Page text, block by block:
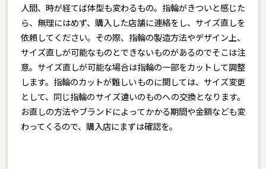
人間、時が経てば体型も変わるもの。指輪がきついと感じた
ら、無理にはめず、購入した店舗に連絡をし、サイズ直しを
依頼してください。その際、指輪の製造方法やデザイン上、
サイズ直しが可能なものとできないものがあるのでそこは注
意。サイズ直しが可能な場合は指輪の一部をカットして調整
します。指輪のカットが難しいものに関しては、サイズ変更
として、同じ指輪のサイズ違いのものへの交換となります。
お直しの方法やブランドによってかかる期間や金額なども変
わってくるので、購入店にまずは確認を。